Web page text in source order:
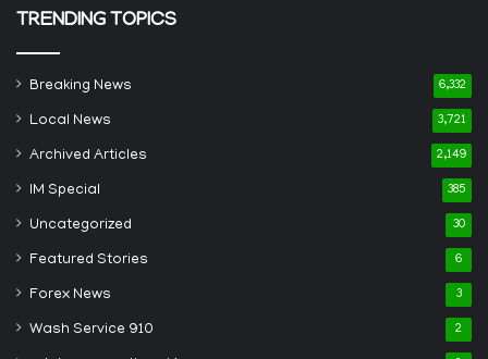
TRENDING TOPICS
Breaking News 6,332
Local News 3,721
Archived Articles 2,149
IM Special 385
Uncategorized 30
Featured Stories 6
Forex News 3
Wash Service 910 2